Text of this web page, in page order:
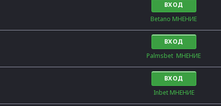
ВХОД
Betano МНЕНИЕ
ВХОД
Palmsbet  МНЕНИЕ
ВХОД
Inbet МНЕНИЕ